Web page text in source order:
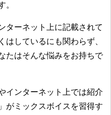
。
ターネット上に記載されて
はしているにも関わらず、
たはそんな悩みをお持ちで
インターネット上では紹介
がミックスボイスを習得す